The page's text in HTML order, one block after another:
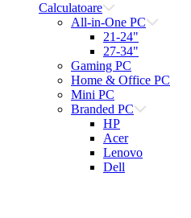
Calculatoare
All-in-One PC
21-24"
27-34"
Gaming PC
Home & Office PC
Mini PC
Branded PC
HP
Acer
Lenovo
Dell